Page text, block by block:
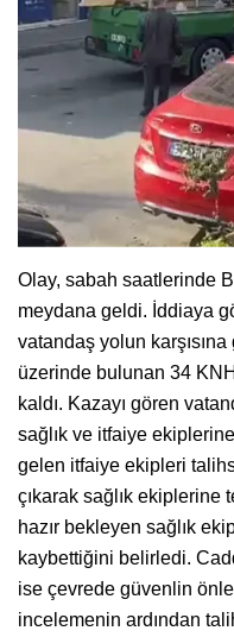
Olay, sabah saatlerinde
meydana geldi. İddiaya
vatandaş yolun karşısına
üzerinde bulunan 34
kaldı. Kazayı gören
sağlık ve itfaiye
gelen itfaiye ekipleri
çıkarak sağlık ekiplerine
hazır bekleyen sağlık
kaybettiğini belirledi.
ise çevrede güvenlin
incelemenin ardından